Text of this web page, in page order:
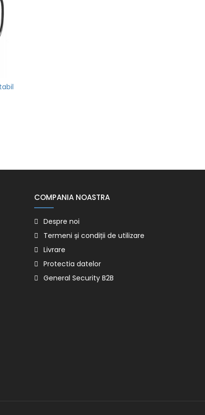
COMPANIA NOASTRA
Despre noi
Termeni și condiții de utilizare
Livrare
Protectia datelor
General Security B2B